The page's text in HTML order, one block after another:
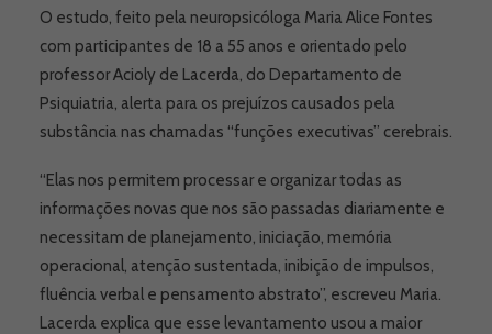
O estudo, feito pela neuropsicóloga Maria Alice Fontes
com participantes de 18 a 55 anos e orientado pelo
professor Acioly de Lacerda, do Departamento de
Psiquiatria, alerta para os prejuízos causados pela
substância nas chamadas “funções executivas” cerebrais.
“Elas nos permitem processar e organizar todas as
informações novas que nos são passadas diariamente e
necessitam de planejamento, iniciação, memória
operacional, atenção sustentada, inibição de impulsos,
fluência verbal e pensamento abstrato”, escreveu Maria.
Lacerda explica que esse levantamento usou a maior